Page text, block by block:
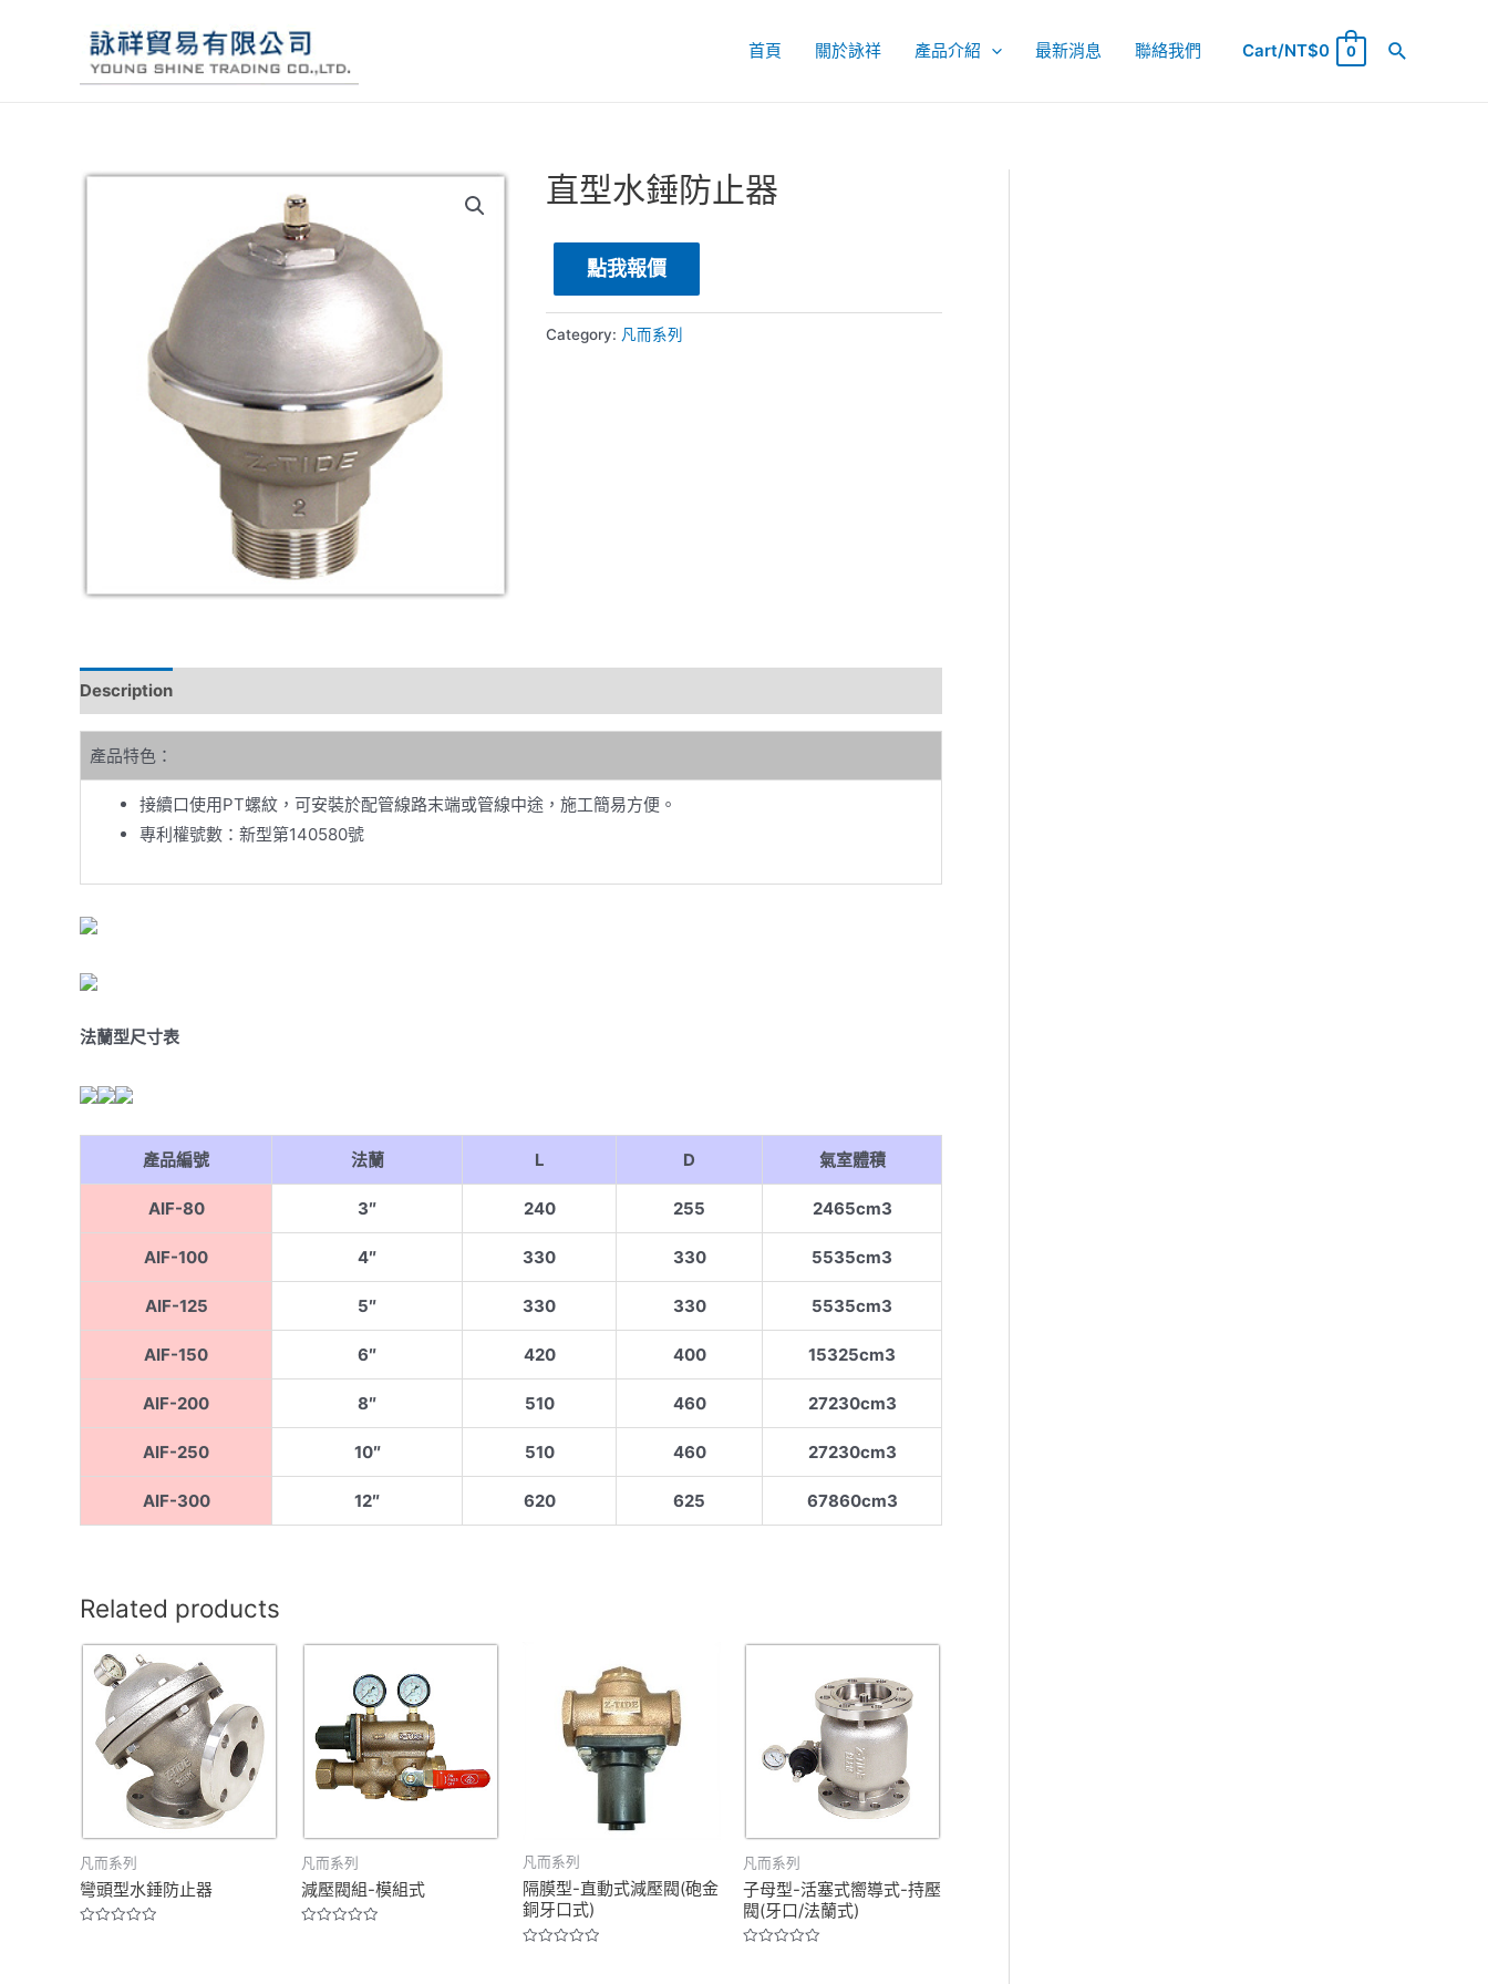
首頁 關於詠祥 產品介紹 最新消息 聯絡我們 Cart/NT$0 0
直型水錘防止器
點我報價
Category: 凡而系列
Description
產品特色：
接續口使用PT螺紋，可安裝於配管線路末端或管線中途，施工簡易方便。
專利權號數：新型第140580號
法蘭型尺寸表
產品編號 法蘭 L D 氣室體積
AIF-80 3″ 240 255 2465cm3
AIF-100 4″ 330 330 5535cm3
AIF-125 5″ 330 330 5535cm3
AIF-150 6″ 420 400 15325cm3
AIF-200 8″ 510 460 27230cm3
AIF-250 10″ 510 460 27230cm3
AIF-300 12″ 620 625 67860cm3
Related products
凡而系列
彎頭型水錘防止器
凡而系列
減壓閥組-模組式
凡而系列
隔膜型-直動式減壓閥(砲金
銅牙口式)
凡而系列
子母型-活塞式嚮導式-持壓
閥(牙口/法蘭式)